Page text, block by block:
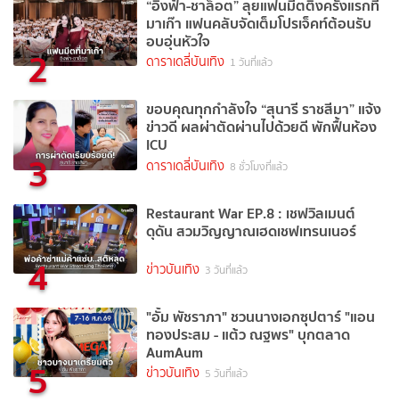
2
“อิงฟ้า-ชาล็อต” ลุยแฟนมีตติ้งครั้งแรกที่
มาเก๊า แฟนคลับจัดเต็มโปรเจ็คท์ต้อนรับ
อบอุ่นหัวใจ
ดาราเดลี่บันเทิง 1 วันที่แล้ว
3
ขอบคุณทุกกำลังใจ “สุนารี ราชสีมา” แจ้ง
ข่าวดี ผลผ่าตัดผ่านไปด้วยดี พักฟื้นห้อง
ICU
ดาราเดลี่บันเทิง 8 ชั่วโมงที่แล้ว
4
Restaurant War EP.8 : เชฟวิลเมนต์
ดุดัน สวมวิญญาณเฮดเชฟเทรนเนอร์
ข่าวบันเทิง 3 วันที่แล้ว
5
"อั้ม พัชราภา" ชวนนางเอกซุปตาร์ "แอน
ทองประสม - แต้ว ณฐพร" บุกตลาด
AumAum
ข่าวบันเทิง 5 วันที่แล้ว